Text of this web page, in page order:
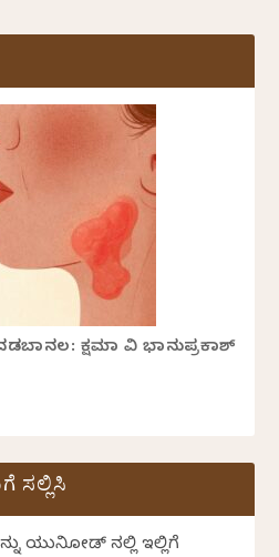
ವಡಬಾನಲ: ಕ್ಷಮಾ ವಿ ಭಾನುಪ್ರಕಾಶ್
ಸಲ್ಲಿಸಿ
ಯುನಿಕೋಡ್ ನಲ್ಲಿ ಇಲ್ಲಿಗೆ